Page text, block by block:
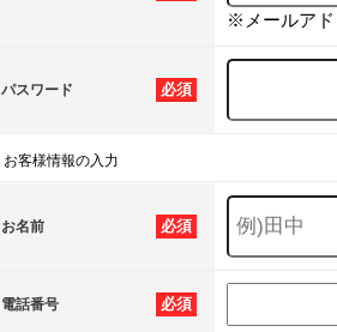
※メールアド
必須
パスワード
お客様情報の入力
必須
お名前
必須
電話番号